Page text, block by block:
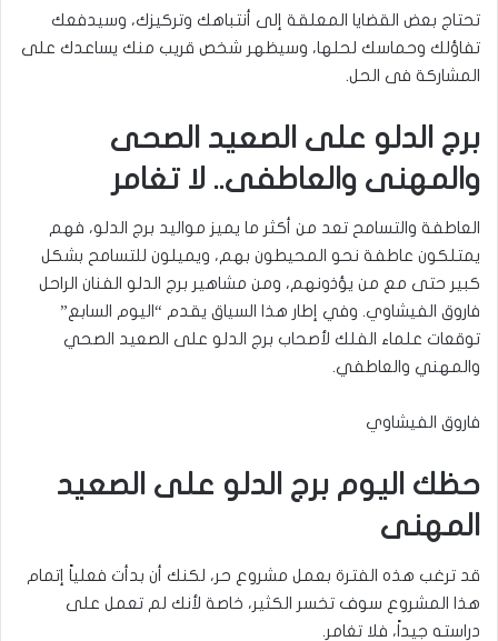
تحتاج بعض القضايا المعلقة إلى أنتباهك وتركيزك، وسيدفعك
تفاؤلك وحماسك لحلها، وسيظهر شخص قريب منك يساعدك على
المشاركة فى الحل.
برج الدلو على الصعيد الصحى
والمهنى والعاطفى.. لا تغامر
العاطفة والتسامح تعد من أكثر ما يميز مواليد برج الدلو، فهم
يمتلكون عاطفة نحو المحيطون بهم، ويميلون للتسامح بشكل
كبير حتى مع من يؤذونهم، ومن مشاهير برج الدلو الفنان الراحل
فاروق الفيشاوي. وفي إطار هذا السياق يقدم “اليوم السابع”
توقعات علماء الفلك لأصحاب برج الدلو على الصعيد الصحي
والمهني والعاطفي.
فاروق الفيشاوي
حظك اليوم برج الدلو على الصعيد
المهنى
قد ترغب هذه الفترة بعمل مشروع حر، لكنك أن بدأت فعلياً إتمام
هذا المشروع سوف تخسر الكثير، خاصة لأنك لم تعمل على
دراسته جيداً، فلا تغامر.